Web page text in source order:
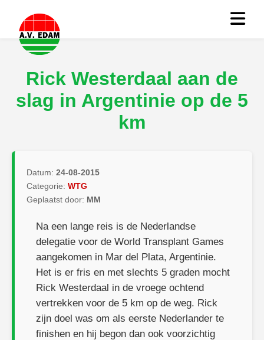
Rick Westerdaal aan de
slag in Argentinie op de 5
km
Datum: 24-08-2015
Categorie: WTG
Geplaatst door: MM
Na een lange reis is de Nederlandse
delegatie voor de World Transplant Games
aangekomen in Mar del Plata, Argentinie.
Het is er fris en met slechts 5 graden mocht
Rick Westerdaal in de vroege ochtend
vertrekken voor de 5 km op de weg. Rick
zijn doel was om als eerste Nederlander te
finishen en hij begon dan ook voorzichtig